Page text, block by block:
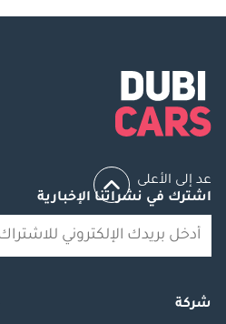
عد إلى الأعلى
اشترك في نشراتنا الإخبارية
شركة